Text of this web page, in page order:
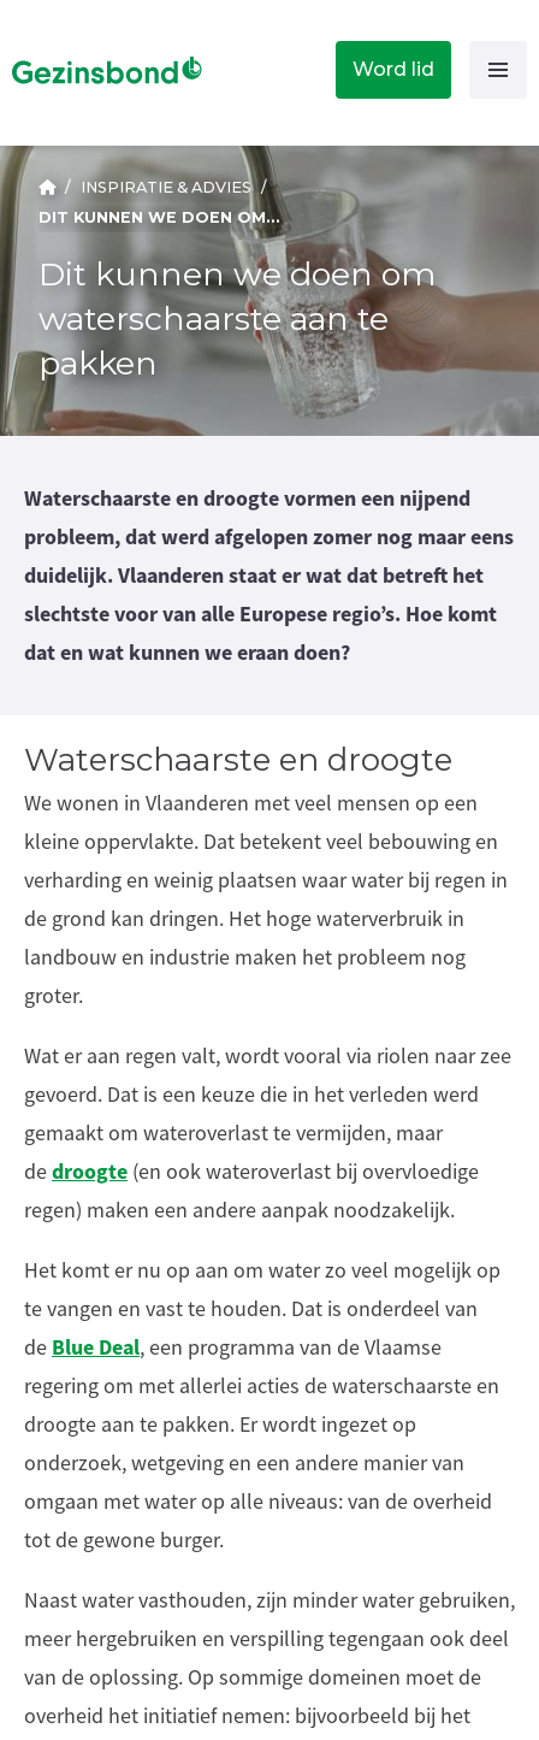
Word lid
/ INSPIRATIE & ADVIES /
DIT KUNNEN WE DOEN OM WATERSCHAARSTE AAN TE PAKKEN
Dit kunnen we doen om
waterschaarste aan te
pakken
Waterschaarste en droogte vormen een nijpend
probleem, dat werd afgelopen zomer nog maar eens
duidelijk. Vlaanderen staat er wat dat betreft het
slechtste voor van alle Europese regio’s. Hoe komt
dat en wat kunnen we eraan doen?
Waterschaarste en droogte
We wonen in Vlaanderen met veel mensen op een
kleine oppervlakte. Dat betekent veel bebouwing en
verharding en weinig plaatsen waar water bij regen in
de grond kan dringen. Het hoge waterverbruik in
landbouw en industrie maken het probleem nog
groter.
Wat er aan regen valt, wordt vooral via riolen naar zee
gevoerd. Dat is een keuze die in het verleden werd
gemaakt om wateroverlast te vermijden, maar
dedroogte (en ook wateroverlast bij overvloedige
regen) maken een andere aanpak noodzakelijk.
Het komt er nu op aan om water zo veel mogelijk op
te vangen en vast te houden. Dat is onderdeel van
de Blue Deal, een programma van de Vlaamse
regering om met allerlei acties de waterschaarste en
droogte aan te pakken. Er wordt ingezet op
onderzoek, wetgeving en een andere manier van
omgaan met water op alle niveaus: van de overheid
tot de gewone burger.
Naast water vasthouden, zijn minder water gebruiken,
meer hergebruiken en verspilling tegengaan ook deel
van de oplossing. Op sommige domeinen moet de
overheid het initiatief nemen: bijvoorbeeld bij het